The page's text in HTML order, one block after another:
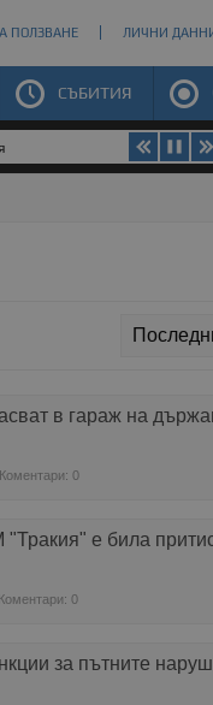
ПОЛЗВАНЕ ЛИЧНИ
СЪБИТИЯ
в гараж на
Коментари: 0
е била
Коментари: 0
за пътните